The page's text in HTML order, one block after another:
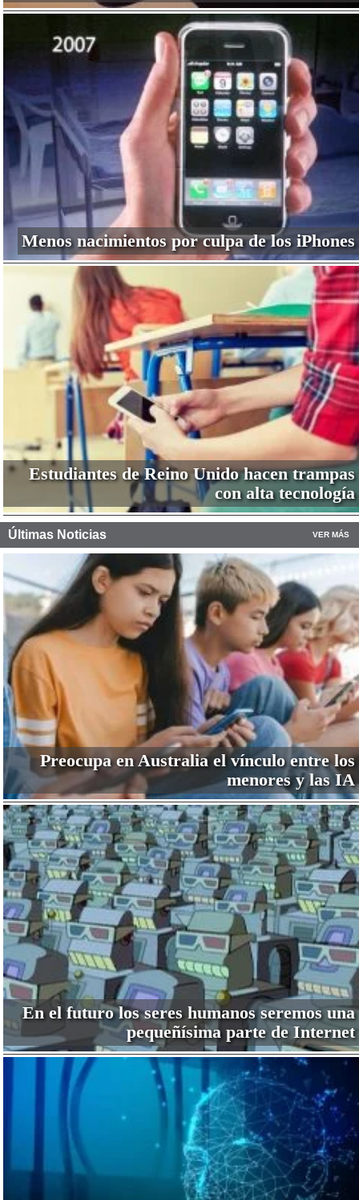
Menos nacimientos por culpa de los iPhones
Estudiantes de Reino Unido hacen trampas
con alta tecnología
Últimas Noticias VER MÁS
Preocupa en Australia el vínculo entre los
menores y las IA
En el futuro los seres humanos seremos una
pequeñísima parte de Internet